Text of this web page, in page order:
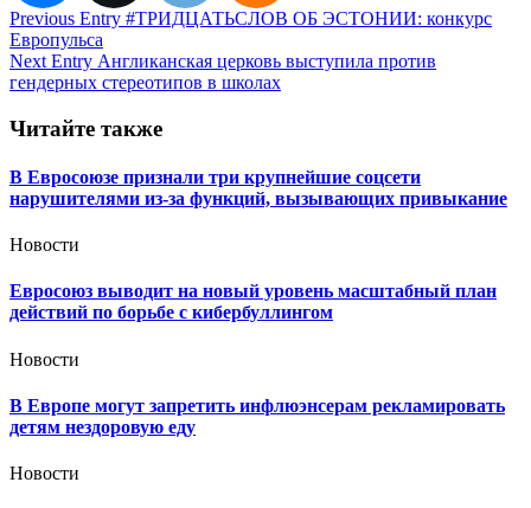
Навигация
по
записям
Previous Entry #ТРИДЦАТЬСЛОВ ОБ ЭСТОНИИ: конкурс
Европульса
Next Entry Англиканская церковь выступила против
гендерных стереотипов в школах
Читайте также
В Евросоюзе признали три крупнейшие соцсети
нарушителями из-за функций, вызывающих привыкание
Новости
Евросоюз выводит на новый уровень масштабный план
действий по борьбе с кибербуллингом
Новости
В Европе могут запретить инфлюэнсерам рекламировать
детям нездоровую еду
Новости